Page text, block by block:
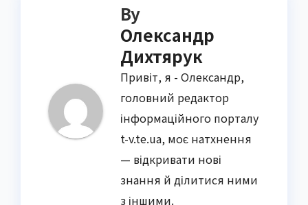
By
Олександр
Дихтярук
Привіт, я - Олександр,
головний редактор
інформаційного порталу
t-v.te.ua, моє натхнення
— відкривати нові
знання й ділитися ними
з іншими.